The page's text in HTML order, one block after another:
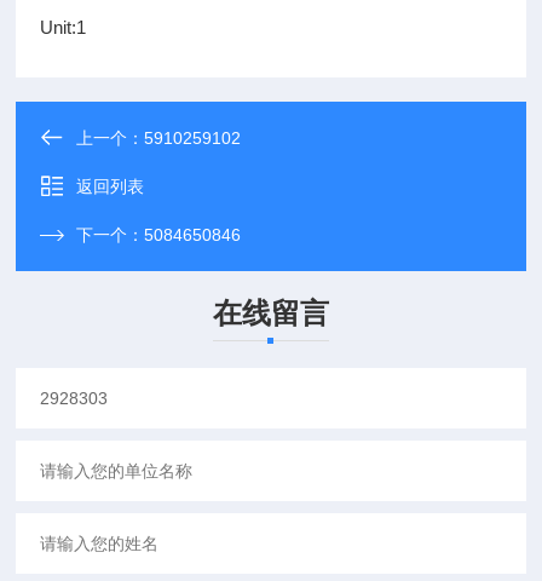
Unit:1
上一个：5910259102
返回列表
下一个：5084650846
在线留言